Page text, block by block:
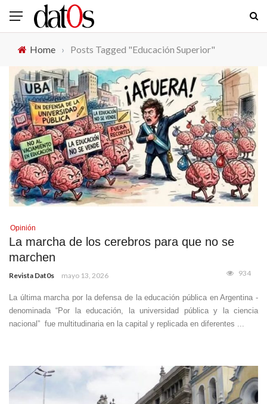
Home › Posts Tagged "Educación Superior"
Opinión
La marcha de los cerebros para que no se
marchen
Revista Dat0s mayo 13, 2026 934
La última marcha por la defensa de la educación pública en Argentina -
denominada “Por la educación, la universidad pública y la ciencia
nacional” fue multitudinaria en la capital y replicada en diferentes ...